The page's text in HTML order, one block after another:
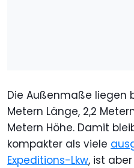
Die Außenmaße liegen
Metern Länge, 2,2
Metern Höhe. Damit
kompakter als viele
Expeditions-Lkw, ist